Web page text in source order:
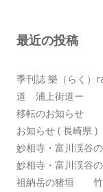
ョ
最近の投稿
季刊誌 樂（らく
道 浦上街道ー
移転のお知らせ
お知らせ ( 長崎県 )
妙相寺・富川渓谷
妙相寺・富川渓谷
祖納岳の猪垣 竹